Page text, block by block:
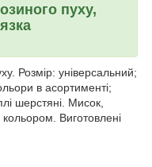
пуху,
Розмір: універсальний;
в асортименті;
шерстяні. Мисок,
Виготовлені